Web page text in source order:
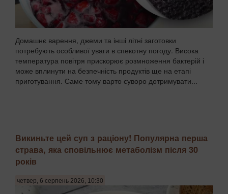
Домашнє варення, джеми та інші літні заготовки
потребують особливої уваги в спекотну погоду. Висока
температура повітря прискорює розмноження бактерій і
може вплинути на безпечність продуктів ще на етапі
приготування. Саме тому варто суворо дотримувати...
Викиньте цей суп з раціону! Популярна перша
страва, яка сповільнює метаболізм після 30
років
четвер, 6 серпень 2026, 10:30